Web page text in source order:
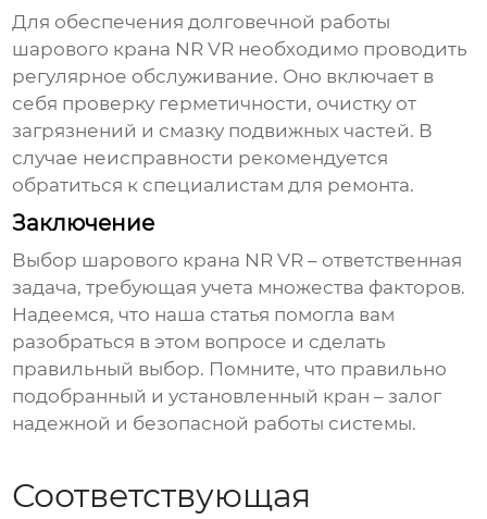
Для обеспечения долговечной работы
шарового крана NR VR необходимо проводить
регулярное обслуживание. Оно включает в
себя проверку герметичности, очистку от
загрязнений и смазку подвижных частей. В
случае неисправности рекомендуется
обратиться к специалистам для ремонта.
Заключение
Выбор шарового крана NR VR – ответственная
задача, требующая учета множества факторов.
Надеемся, что наша статья помогла вам
разобраться в этом вопросе и сделать
правильный выбор. Помните, что правильно
подобранный и установленный кран – залог
надежной и безопасной работы системы.
Соответствующая